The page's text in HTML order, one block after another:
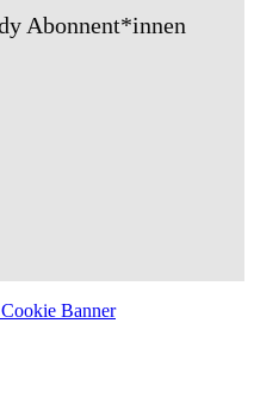
Abonnent*innen
Banner